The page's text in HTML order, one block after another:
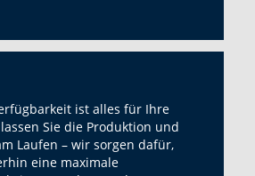
ist alles für Ihre
Sie die Produktion und
Laufen – wir sorgen dafür,
eine maximale